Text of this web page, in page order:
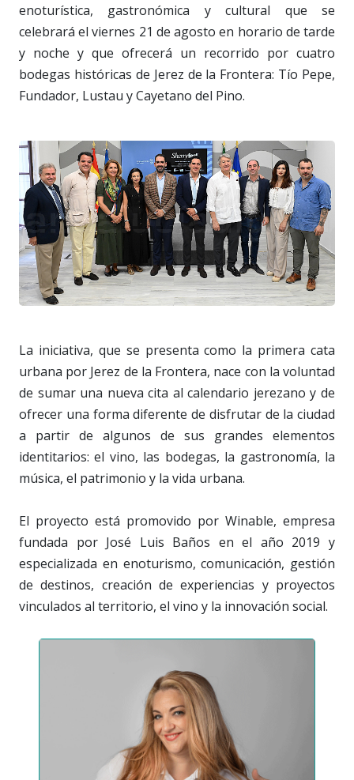
enoturística, gastronómica y cultural que se
celebrará el viernes 21 de agosto en horario de tarde
y noche y que ofrecerá un recorrido por cuatro
bodegas históricas de Jerez de la Frontera: Tío Pepe,
Fundador, Lustau y Cayetano del Pino.
La iniciativa, que se presenta como la primera cata
urbana por Jerez de la Frontera, nace con la voluntad
de sumar una nueva cita al calendario jerezano y de
ofrecer una forma diferente de disfrutar de la ciudad
a partir de algunos de sus grandes elementos
identitarios: el vino, las bodegas, la gastronomía, la
música, el patrimonio y la vida urbana.
El proyecto está promovido por Winable, empresa
fundada por José Luis Baños en el año 2019 y
especializada en enoturismo, comunicación, gestión
de destinos, creación de experiencias y proyectos
vinculados al territorio, el vino y la innovación social.